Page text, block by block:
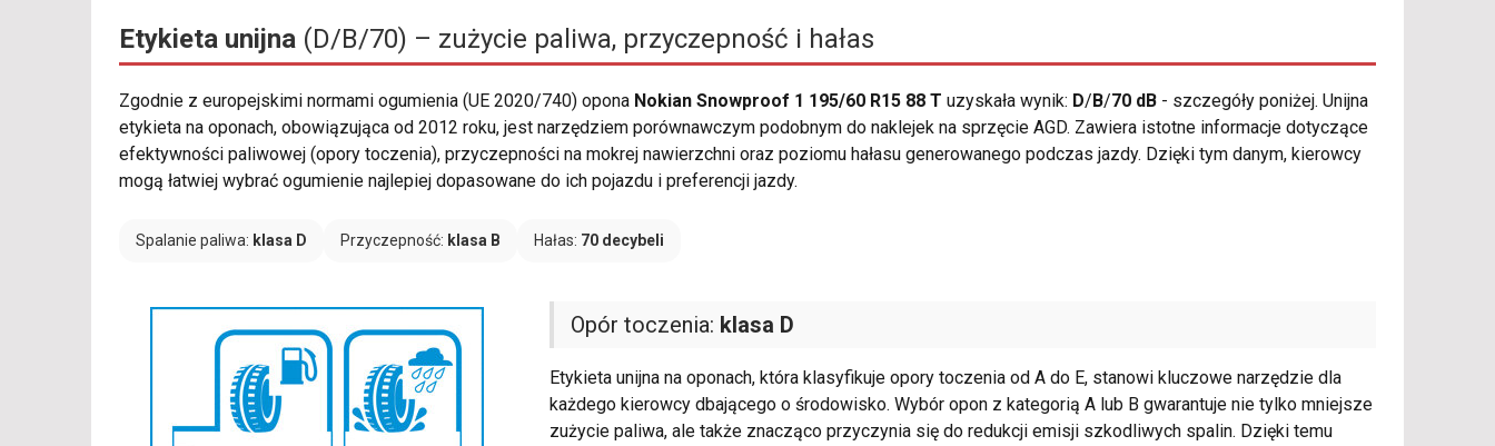
Etykieta unijna (D/B/70) – zużycie paliwa, przyczepność i hałas
Zgodnie z europejskimi normami ogumienia (UE 2020/740) opona Nokian Snowproof 1 195/60 R15 88 T uzyskała wynik: D/ B/70 dB - szczegóły poniżej. Unijna
etykieta na oponach, obowiązująca od 2012 roku, jest narzędziem porównawczym podobnym do naklejek na sprzęcie AGD. Zawiera istotne informacje dotyczące
efektywności paliwowej (opory toczenia), przyczepności na mokrej nawierzchni oraz poziomu hałasu generowanego podczas jazdy. Dzięki tym danym, kierowcy
mogą łatwiej wybrać ogumienie najlepiej dopasowane do ich pojazdu i preferencji jazdy.
Spalanie paliwa: klasa D Przyczepność: klasa B Hałas: 70 decybeli
Opór toczenia: klasa D
Etykieta unijna na oponach, która klasyfikuje opory toczenia od A do E, stanowi kluczowe narzędzie dla
każdego kierowcy dbającego o środowisko. Wybór opon z kategorią A lub B gwarantuje nie tylko mniejsze
zużycie paliwa, ale także znacząco przyczynia się do redukcji emisji szkodliwych spalin. Dzięki temu